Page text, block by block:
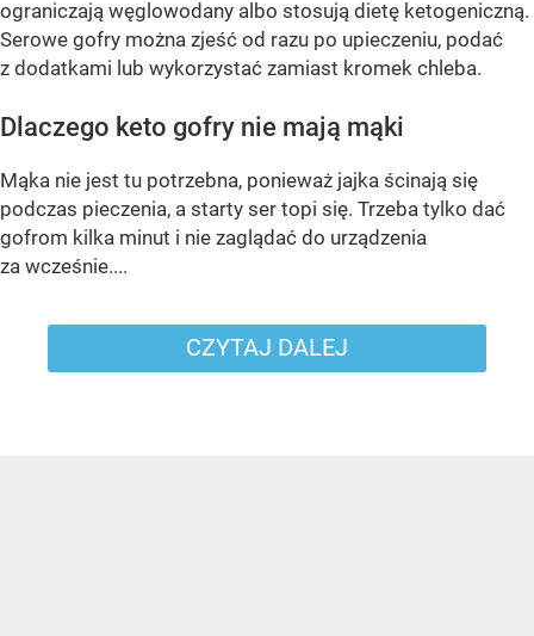
ograniczają węglowodany albo stosują dietę ketogeniczną.
Serowe gofry można zjeść od razu po upieczeniu, podać
z dodatkami lub wykorzystać zamiast kromek chleba.
Dlaczego keto gofry nie mają mąki
Mąka nie jest tu potrzebna, ponieważ jajka ścinają się
podczas pieczenia, a starty ser topi się. Trzeba tylko dać
gofrom kilka minut i nie zaglądać do urządzenia
za wcześnie....
CZYTAJ DALEJ